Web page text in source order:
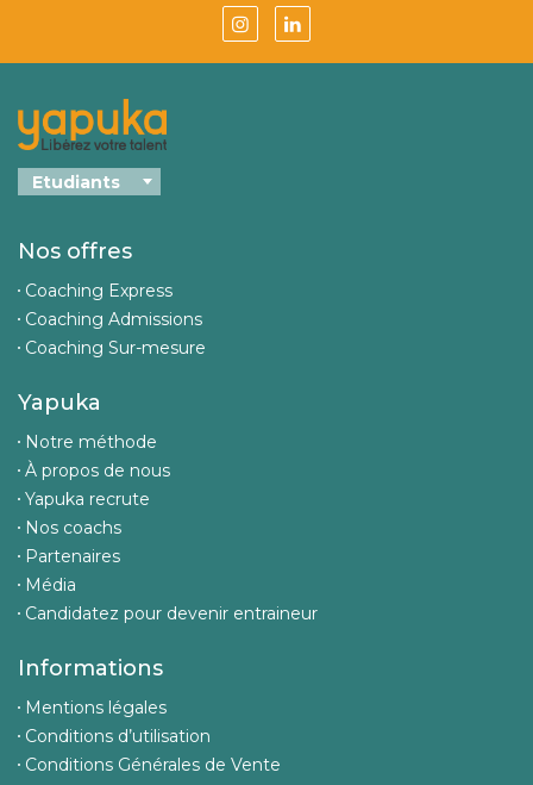
Nos offres
Coaching Express
Coaching Admissions
Coaching Sur-mesure
Yapuka
Notre méthode
À propos de nous
Yapuka recrute
Nos coachs
Partenaires
Média
Candidatez pour devenir entraineur
Informations
Mentions légales
Conditions d’utilisation
Conditions Générales de Vente